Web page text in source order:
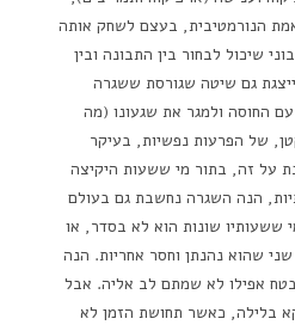
הנורמטיבית, בעצם לשחק אותה
שיכול לבחור בין התבונה ובין
גם שיטה שגורסת ששגרה
החוסה ולמגר את שגעונו (מה
של הפרעות נפשיות, בעיקר
על זה, בתור מי ששעות היקיצה
הנה השגרה נחשבת גם בעולם
ששעותיו שונות הוא לא בסדר, או
שהוא נהנתן וחסר אחריות. הנה
אפילו לא שמתם לב אליה. אבל
בלילה, כאשר תחושת הזמן לא